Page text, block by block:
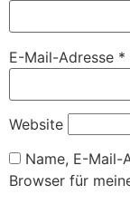
E-Mail-Adresse *
Website
Name, E-Mail-
Browser für